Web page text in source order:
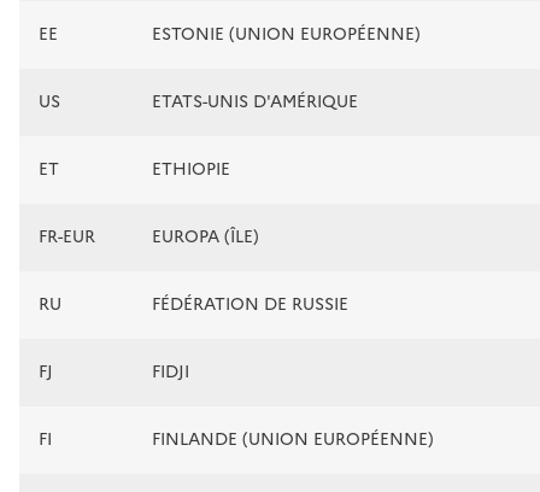
EE ESTONIE (UNION EUROPÉENNE)
US ETATS-UNIS D'AMÉRIQUE
ET ETHIOPIE
FR-EUR EUROPA (ÎLE)
RU FÉDÉRATION DE RUSSIE
FJ FIDJI
FI FINLANDE (UNION EUROPÉENNE)